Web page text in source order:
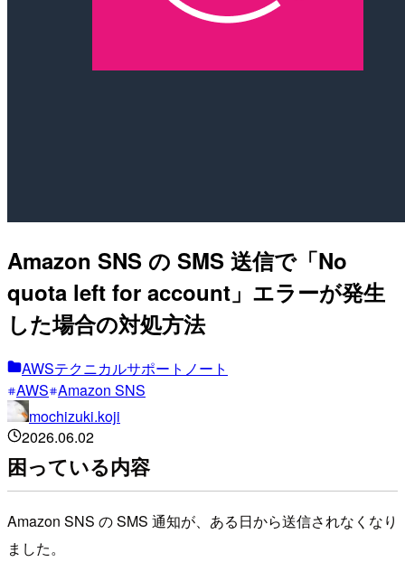
Amazon SNS の SMS 送信で「No
quota left for account」エラーが発生
した場合の対処方法
AWSテクニカルサポートノート
AWS Amazon SNS
mochizuki.koji
2026.06.02
困っている内容
Amazon SNS の SMS 通知が、ある日から送信されなくなり
ました。